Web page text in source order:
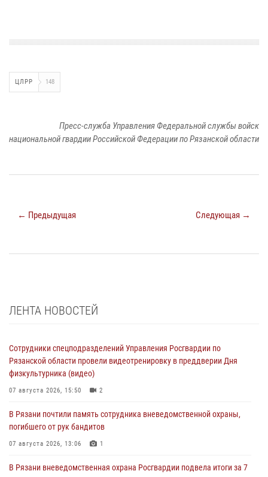
ЦЛРР 148
Пресс-служба Управления Федеральной службы войск
национальной гвардии Российской Федерации по Рязанской области
← Предыдущая Следующая →
ЛЕНТА НОВОСТЕЙ
Сотрудники спецподразделений Управления Росгвардии по
Рязанской области провели видеотренировку в преддверии Дня
физкультурника (видео)
07 августа 2026, 15:50 2
В Рязани почтили память сотрудника вневедомственной охраны,
погибшего от рук бандитов
07 августа 2026, 13:06 1
В Рязани вневедомственная охрана Росгвардии подвела итоги за 7